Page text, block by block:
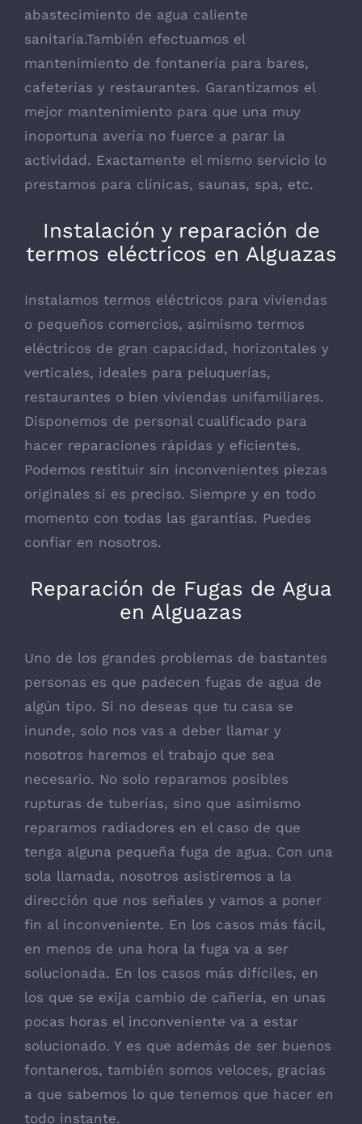
abastecimiento de agua caliente
sanitaria.También efectuamos el
mantenimiento de fontanería para bares,
cafeterías y restaurantes. Garantizamos el
mejor mantenimiento para que una muy
inoportuna avería no fuerce a parar la
actividad. Exactamente el mismo servicio lo
prestamos para clínicas, saunas, spa, etc.
Instalación y reparación de
termos eléctricos en Alguazas
Instalamos termos eléctricos para viviendas
o pequeños comercios, asimismo termos
eléctricos de gran capacidad, horizontales y
verticales, ideales para peluquerías,
restaurantes o bien viviendas unifamiliares.
Disponemos de personal cualificado para
hacer reparaciones rápidas y eficientes.
Podemos restituir sin inconvenientes piezas
originales si es preciso. Siempre y en todo
momento con todas las garantías. Puedes
confiar en nosotros.
Reparación de Fugas de Agua
en Alguazas
Uno de los grandes problemas de bastantes
personas es que padecen fugas de agua de
algún tipo. Si no deseas que tu casa se
inunde, solo nos vas a deber llamar y
nosotros haremos el trabajo que sea
necesario. No solo reparamos posibles
rupturas de tuberías, sino que asimismo
reparamos radiadores en el caso de que
tenga alguna pequeña fuga de agua. Con una
sola llamada, nosotros asistiremos a la
dirección que nos señales y vamos a poner
fin al inconveniente. En los casos más fácil,
en menos de una hora la fuga va a ser
solucionada. En los casos más difíciles, en
los que se exija cambio de cañería, en unas
pocas horas el inconveniente va a estar
solucionado. Y es que además de ser buenos
fontaneros, también somos veloces, gracias
a que sabemos lo que tenemos que hacer en
todo instante.